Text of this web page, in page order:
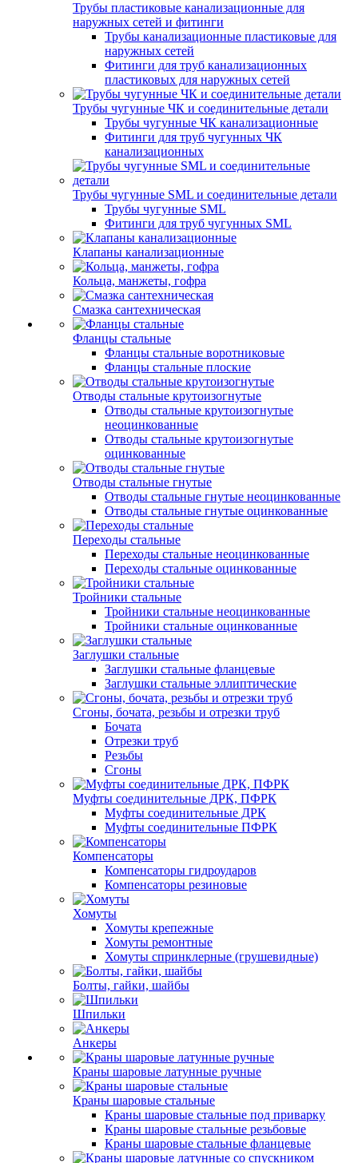
Трубы пластиковые канализационные для
наружных сетей и фитинги
Трубы канализационные пластиковые для
наружных сетей
Фитинги для труб канализационных
пластиковых для наружных сетей
Трубы чугунные ЧК и соединительные детали
Трубы чугунные ЧК канализационные
Фитинги для труб чугунных ЧК
канализационных
Трубы чугунные SML и соединительные детали
Трубы чугунные SML
Фитинги для труб чугунных SML
Клапаны канализационные
Кольца, манжеты, гофра
Смазка сантехническая
Фланцы стальные
Фланцы стальные воротниковые
Фланцы стальные плоские
Отводы стальные крутоизогнутые
Отводы стальные крутоизогнутые
неоцинкованные
Отводы стальные крутоизогнутые
оцинкованные
Отводы стальные гнутые
Отводы стальные гнутые неоцинкованные
Отводы стальные гнутые оцинкованные
Переходы стальные
Переходы стальные неоцинкованные
Переходы стальные оцинкованные
Тройники стальные
Тройники стальные неоцинкованные
Тройники стальные оцинкованные
Заглушки стальные
Заглушки стальные фланцевые
Заглушки стальные эллиптические
Сгоны, бочата, резьбы и отрезки труб
Бочата
Отрезки труб
Резьбы
Сгоны
Муфты соединительные ДРК, ПФРК
Муфты соединительные ДРК
Муфты соединительные ПФРК
Компенсаторы
Компенсаторы гидроударов
Компенсаторы резиновые
Хомуты
Хомуты крепежные
Хомуты ремонтные
Хомуты спринклерные (грушевидные)
Болты, гайки, шайбы
Шпильки
Анкеры
Краны шаровые латунные ручные
Краны шаровые стальные
Краны шаровые стальные под приварку
Краны шаровые стальные резьбовые
Краны шаровые стальные фланцевые